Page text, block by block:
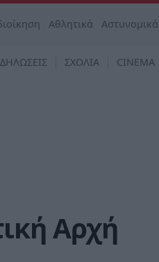
Αθλητικά Αστυνομικά
ΣΧΟΛΙΑ CINEMA
Αρχή